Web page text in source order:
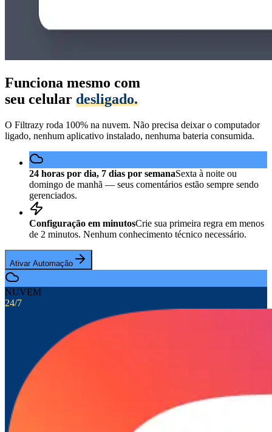
Funciona mesmo com
seu celular desligado.
O Filtrazy roda 100% na nuvem. Não precisa deixar o computador
ligado, nenhum aplicativo instalado, nenhuma bateria consumida.
24 horas por dia, 7 dias por semanaSexta à noite ou
domingo de manhã — seus comentários estão sempre sendo
gerenciados.
Configuração em minutosCrie sua primeira regra em menos
de 2 minutos. Nenhum conhecimento técnico necessário.
Ativar Automação
NUVEM
24/7